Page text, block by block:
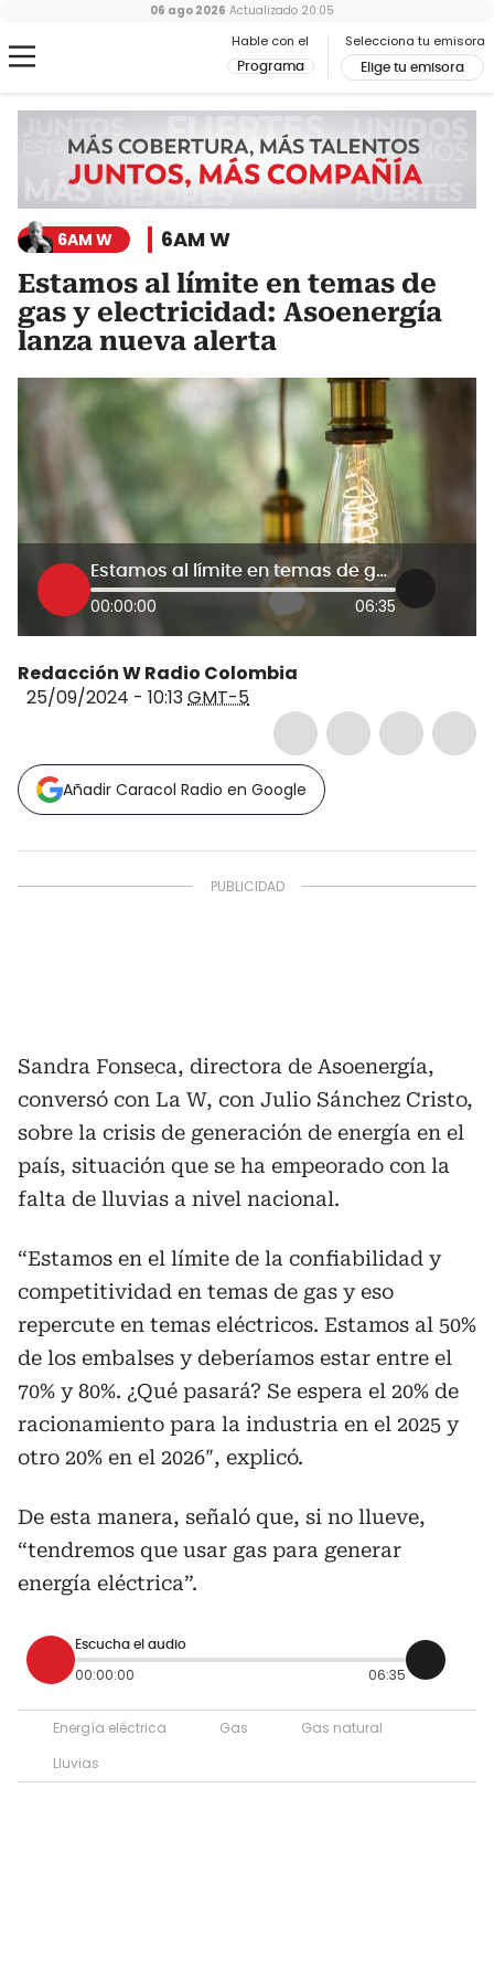
Hable con el
Programa
Selecciona tu emisora
Elige tu emisora
06 ago 2026 Actualizado 20:05
6AM W 6AM W
Estamos al límite en temas de
gas y electricidad: Asoenergía
lanza nueva alerta
Estamos al límite en temas de gas y electricidad: Asoenergía lanza nueva alerta
00:00:00 06:35
Redacción W Radio Colombia
25/09/2024 - 10:13GMT-5
Añadir Caracol Radio en Google
Sandra Fonseca, directora de Asoenergía,
conversó con La W, con Julio Sánchez Cristo,
sobre la crisis de generación de energía en el
país, situación que se ha empeorado con la
falta de lluvias a nivel nacional.
“Estamos en el límite de la confiabilidad y
competitividad en temas de gas y eso
repercute en temas eléctricos. Estamos al 50%
de los embalses y deberíamos estar entre el
70% y 80%. ¿Qué pasará? Se espera el 20% de
racionamiento para la industria en el 2025 y
otro 20% en el 2026″, explicó.
De esta manera, señaló que, si no llueve,
“tendremos que usar gas para generar
energía eléctrica”.
Escucha el audio
00:00:00 06:35
Energía eléctrica Gas
Gas natural
Lluvias